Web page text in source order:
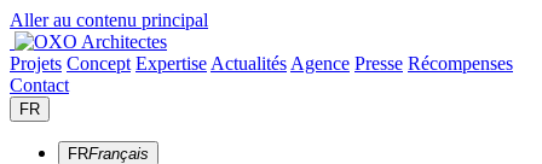
Aller au contenu principal
Projets Concept Expertise Actualités Agence Presse Récompenses
Contact
FR
FRFrançais